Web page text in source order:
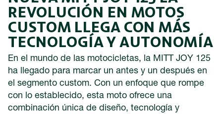
REVOLUCIÓN EN MOTOS
CUSTOM LLEGA CON MÁS
TECNOLOGÍA Y AUTONOMÍA
En el mundo de las motocicletas, la MITT JOY 125
ha llegado para marcar un antes y un después en
el segmento custom. Con un enfoque que rompe
con lo establecido, esta moto ofrece una
combinación única de diseño, tecnología y